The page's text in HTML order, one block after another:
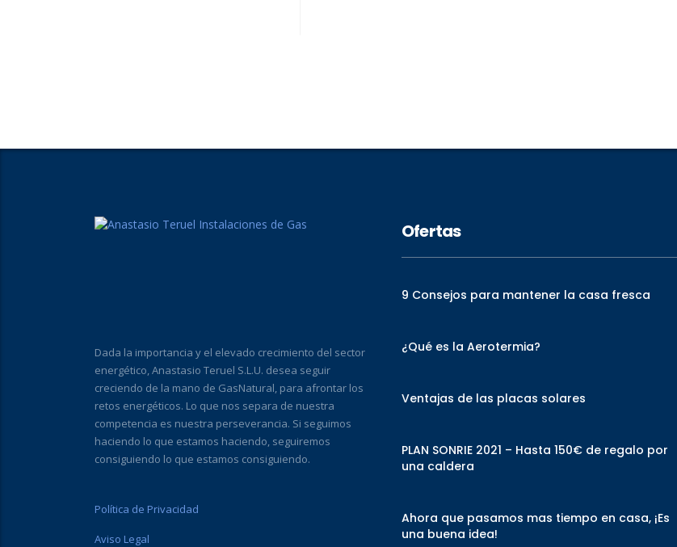
Dada la importancia y el elevado crecimiento del sector
energético, Anastasio Teruel S.L.U. desea seguir
creciendo de la mano de GasNatural, para afrontar los
retos energéticos. Lo que nos separa de nuestra
competencia es nuestra perseverancia. Si seguimos
haciendo lo que estamos haciendo, seguiremos
consiguiendo lo que estamos consiguiendo.
Política de Privacidad
Aviso Legal
Ofertas
9 Consejos para mantener la casa fresca
¿Qué es la Aerotermia?
Ventajas de las placas solares
PLAN SONRIE 2021 – Hasta 150€ de regalo por
una caldera
Ahora que pasamos mas tiempo en casa, ¡Es
una buena idea!